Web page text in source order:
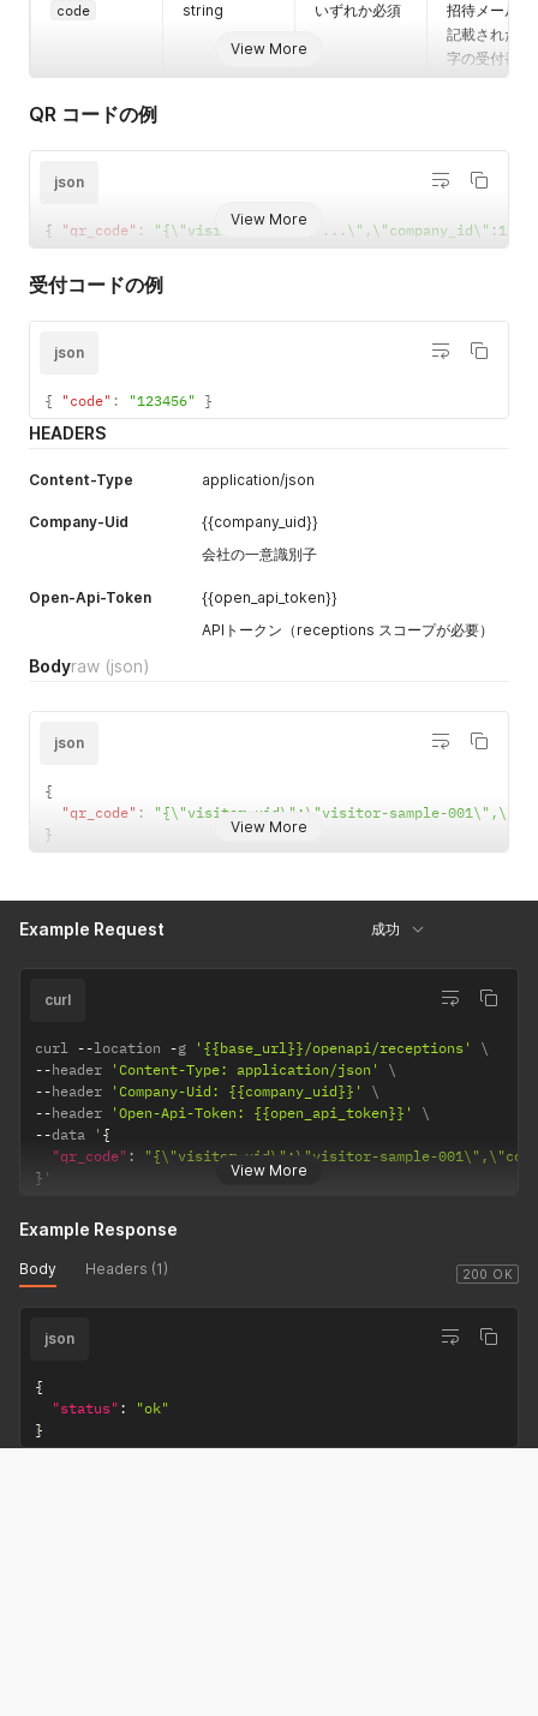
"current_page"
1
View More
code
string いずれか必須
招待メールに
記載された数
字の受付番号
QR コードの例
View More
json
{ "qr_code" :
受付コードの例
json
{ "code" : "123456" }
HEADERS
Content-Type application/json
Company-Uid
{{company_uid}}
会社の一意識別子
Open-Api-Token
{{open_api_token}}
APIトークン（receptions スコープが必要）
Bodyraw (json)
View More
json
{
"qr_code" :
"{\"visitor_uid\":\"visitor-sample-
}
Example Request 成功
View More
curl
curl --location -g '{{base_url}}/openapi/receptions'
--header 'Content-Type: application/json'
--header 'Company-Uid: {{company_uid}}'
--header 'Open-Api-Token: {{open_api_token}}'
--data ' {
"qr_code" :
"{\"visitor_uid\":\"visitor-sample-
} '
200 OK
Example Response
Body Headers (1)
json
{
"status" :
"ok"
}